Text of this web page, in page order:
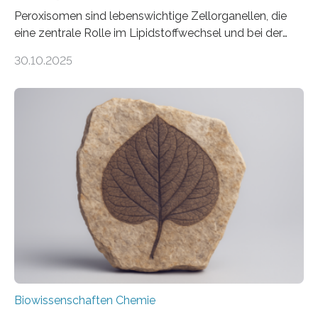
Peroxisomen sind lebenswichtige Zellorganellen, die
eine zentrale Rolle im Lipidstoffwechsel und bei der
erfüllen können, müssen zahlreiche Enzyme präzise in
der Ruhr-Universität Bochum um Prof. Dr. Ralf Erdmann
und Dr. Ismaila Francis Yusuf hat nun einen bislang
unbekannten Qualitätskontrollmechanismus des
peroxisomalen Proteintransports in der Bäckerhefe
Saccharomyces cerevisiae entdeckt, der für die
Funktionsfähigkeit der Organellen entscheidend ist. Die
Studie wurde am 28. Oktober 2025 in der
Fachzeitschrift…
30.10.2025
Biowissenschaften Chemie